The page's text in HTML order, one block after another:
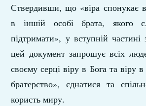
Ствердивши, що «віра спонукає
в іншій особі брата, якого
підтримати», у вступній частині
цей документ запрошує всіх
своєму серці віру в Бога та віру
братерство», єднатися та
користь миру.